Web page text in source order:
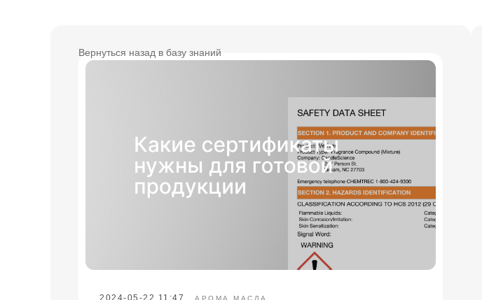
Вернуться назад в базу знаний
2024-05-22 11:47 АРОМА МАСЛА